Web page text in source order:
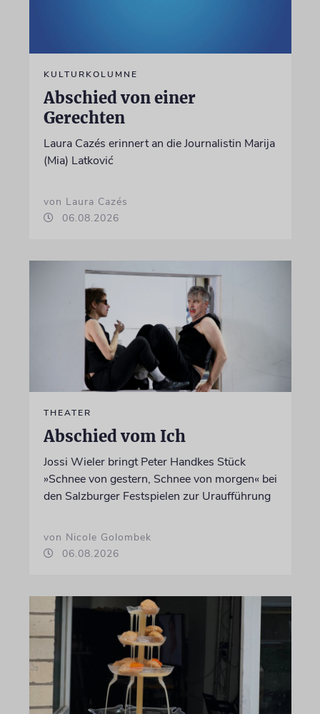
KULTURKOLUMNE
Abschied von einer
Gerechten
Laura Cazés erinnert an die Journalistin Marija
(Mia) Latković
von Laura Cazés
06.08.2026
THEATER
Abschied vom Ich
Jossi Wieler bringt Peter Handkes Stück
»Schnee von gestern, Schnee von morgen« bei
den Salzburger Festspielen zur Uraufführung
von Nicole Golombek
06.08.2026